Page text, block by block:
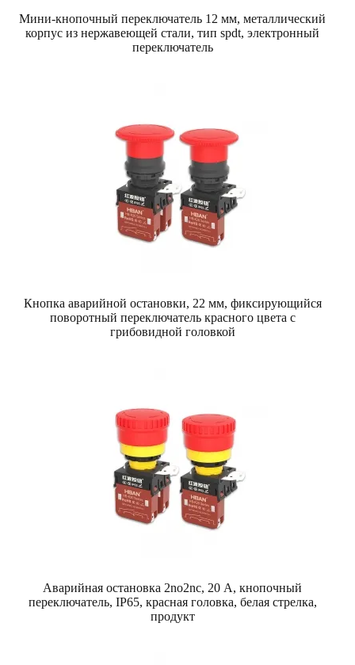
Мини-кнопочный переключатель 12 мм, металлический
корпус из нержавеющей стали, тип spdt, электронный
переключатель
Кнопка аварийной остановки, 22 мм, фиксирующийся
поворотный переключатель красного цвета с
грибовидной головкой
Аварийная остановка 2no2nc, 20 А, кнопочный
переключатель, IP65, красная головка, белая стрелка,
продукт